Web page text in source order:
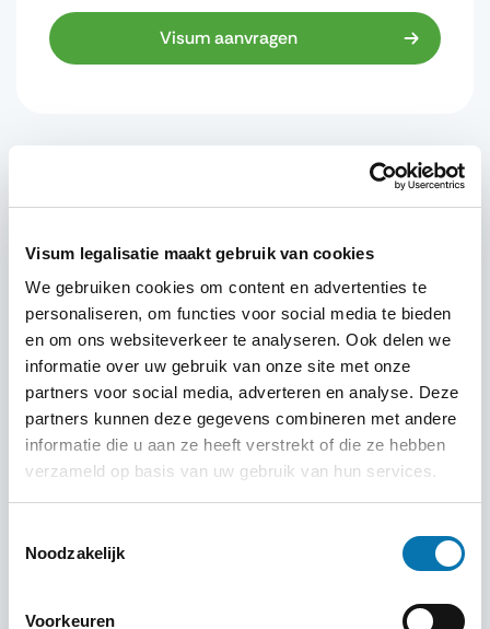
Visum legalisatie maakt gebruik van cookies
We gebruiken cookies om content en advertenties te
personaliseren, om functies voor social media te bieden
en om ons websiteverkeer te analyseren. Ook delen we
informatie over uw gebruik van onze site met onze
partners voor social media, adverteren en analyse. Deze
partners kunnen deze gegevens combineren met andere
informatie die u aan ze heeft verstrekt of die ze hebben
verzameld op basis van uw gebruik van hun services.
Noodzakelijk
Voorkeuren
Visum aanvragen
5. Begrijp geldigheid en binnenkomst
Eenvisum Kazachstanis geldig vanaf de datum die jij bij
daadwerkelijk reist. Controleer ook of je visum
entryofmultiple entry is, vooral als je tussendoor
andere landen bezoekt.
Een single entry visum laat slechts één binnenkomst toe,
een multiple entry visum maakt meerdere reizen
mogelijk binnen de geldigheidstermijn.
6. Houd rekening met registratieverplichting
vaak een registratieplicht bij de lokale autoriteiten. Soms
regelt je accommodatie dit automatisch, maar niet altijd.
Jij blijft als reiziger verantwoordelijk voor correcte